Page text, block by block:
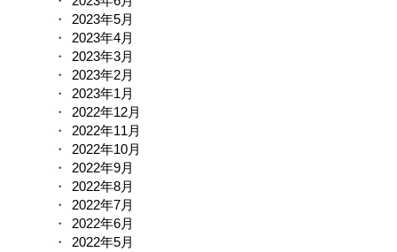
2023年5月
2023年4月
2023年3月
2023年2月
2023年1月
2022年12月
2022年11月
2022年10月
2022年9月
2022年8月
2022年7月
2022年6月
2022年5月